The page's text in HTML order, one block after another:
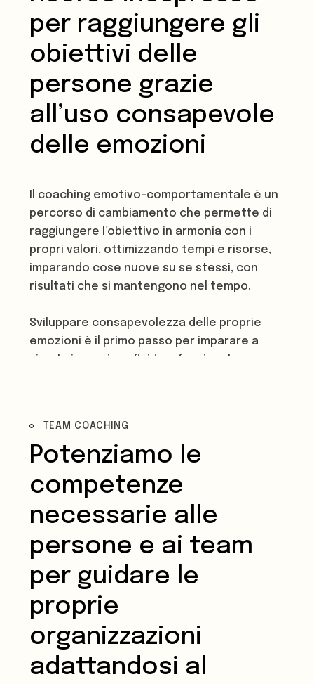
per raggiungere gli
obiettivi delle
persone grazie
all’uso consapevole
delle emozioni
Il coaching emotivo-comportamentale è un
percorso di cambiamento che permette di
raggiungere l’obiettivo in armonia con i
propri valori, ottimizzando tempi e risorse,
imparando cose nuove su se stessi, con
risultati che si mantengono nel tempo.
Sviluppare consapevolezza delle proprie
emozioni è il primo passo per imparare a
viverle in maniera fluida e funzionale,
TEAM COACHING
Potenziamo le
competenze
necessarie alle
persone e ai team
per guidare le
proprie
organizzazioni
adattandosi al